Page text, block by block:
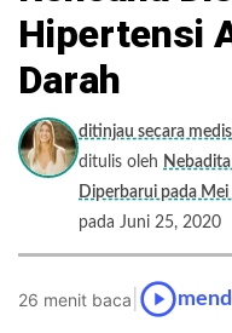
Hipertensi
Darah
ditinjau secara medis
ditulis oleh
Diperbarui pada
pada Juni 25, 2020
26 menit baca